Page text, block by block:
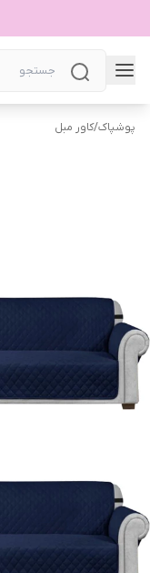
پوشپاک/کاور مبل